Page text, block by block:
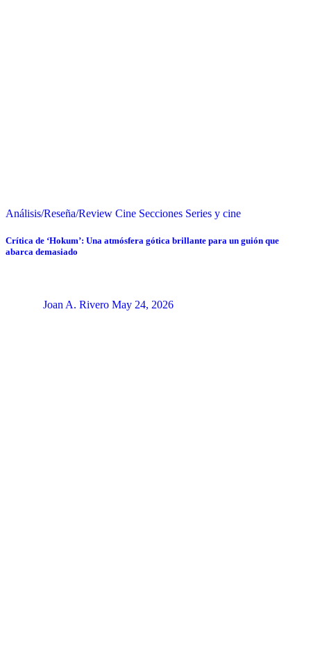
Análisis/Reseña/Review Cine Secciones Series y cine
Crítica de ‘Hokum’: Una atmósfera gótica brillante para un guión que
abarca demasiado
Joan A. Rivero May 24, 2026